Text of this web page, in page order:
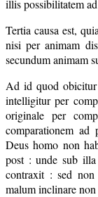
illis possibilitatem
Tertia causa est,
nisi per animam
secundum animam
Ad id quod
intelligitur per
originale per
comparationem
Deus homo non
post : unde sub illa
contraxit : sed non
malum inclinare